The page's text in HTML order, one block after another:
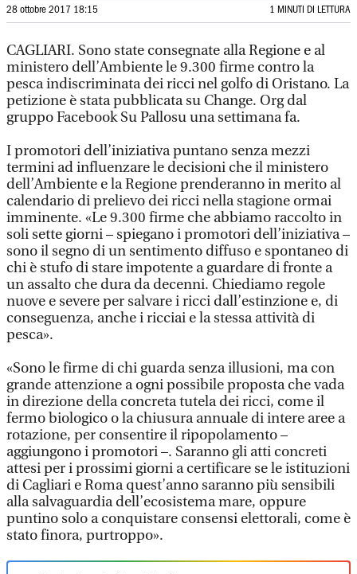
28 ottobre 2017 18:15 1 MINUTI DI LETTURA
CAGLIARI. Sono state consegnate alla Regione e al
ministero dell’Ambiente le 9.300 firme contro la
pesca indiscriminata dei ricci nel golfo di Oristano. La
petizione è stata pubblicata su Change. Org dal
gruppo Facebook Su Pallosu una settimana fa.
I promotori dell’iniziativa puntano senza mezzi
termini ad influenzare le decisioni che il ministero
dell’Ambiente e la Regione prenderanno in merito al
calendario di prelievo dei ricci nella stagione ormai
imminente. «Le 9.300 firme che abbiamo raccolto in
soli sette giorni – spiegano i promotori dell’iniziativa –
sono il segno di un sentimento diffuso e spontaneo di
chi è stufo di stare impotente a guardare di fronte a
un assalto che dura da decenni. Chiediamo regole
nuove e severe per salvare i ricci dall’estinzione e, di
conseguenza, anche i ricciai e la stessa attività di
pesca».
«Sono le firme di chi guarda senza illusioni, ma con
grande attenzione a ogni possibile proposta che vada
in direzione della concreta tutela dei ricci, come il
fermo biologico o la chiusura annuale di intere aree a
rotazione, per consentire il ripopolamento –
aggiungono i promotori –. Saranno gli atti concreti
attesi per i prossimi giorni a certificare se le istituzioni
di Cagliari e Roma quest’anno saranno più sensibili
alla salvaguardia dell’ecosistema mare, oppure
puntino solo a conquistare consensi elettorali, come è
stato finora, purtroppo».